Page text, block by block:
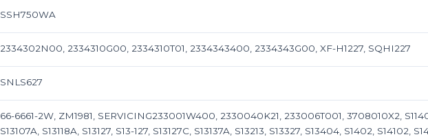
SSH750WA
2334302N00, 2334310G00, 2334310T01, 2334343400, 2334343G00, XF-H1227, SQHI227
SNLS627
66-6661-2W, ZM1981, SERVICING233001W400, 2330040K21, 233006T001, 3708010X2,
S13107A, S13118A, S13127, S13-127, S13127C, S13137A, S13213, S13327, S13404, S1402,